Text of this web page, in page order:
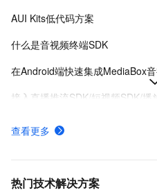
AUI Kits低代码方案
什么是音视频终端SDK
在Android端快速集成MediaBox
接入直播推流SDK/短视频SDK/
MediaBox音视频SDK Demo体验
MediaBox音视频SDK计费项说明
查看更多
热门技术解决方案